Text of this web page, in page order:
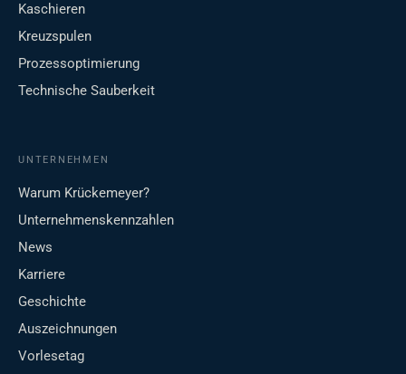
Kaschieren
Kreuzspulen
Prozessoptimierung
Technische Sauberkeit
UNTERNEHMEN
Warum Krückemeyer?
Unternehmenskennzahlen
News
Karriere
Geschichte
Auszeichnungen
Vorlesetag